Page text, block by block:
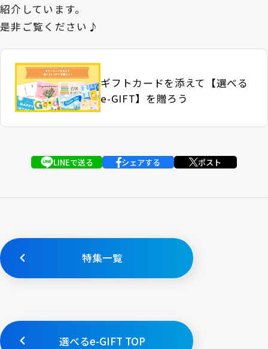
紹介しています。
是非ご覧ください♪
ギフトカードを添えて【選べる
e-GIFT】を贈ろう
LINEで送る シェアする ポスト
特集一覧
選べるe-GIFT TOP